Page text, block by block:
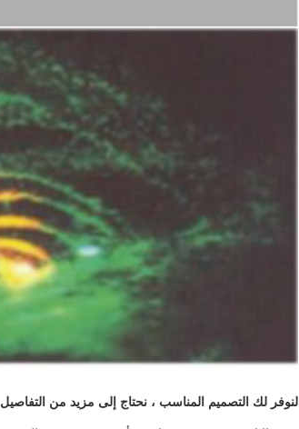
لنوفر لك التصميم المناسب ، نحتاج إلى مزيد من التفاصيل